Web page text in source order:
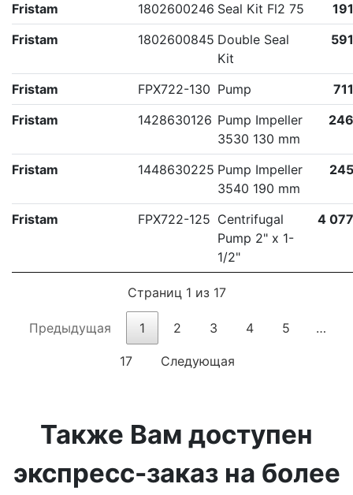
Fristam 1802600246 Seal Kit Fl2 75
Fristam
1802600845 Double Seal
Kit
Fristam FPX722-130 Pump
Fristam
1428630126 Pump Impeller
3530 130 mm
Fristam 1448630225 Pump Impeller
3540 190 mm
Fristam FPX722-125 Centrifugal
Pump 2" x 1-
1/2"
4
Страниц 1 из 17
Предыдущая 1 2 3 4 5 …
17 Следующая
Также Вам доступен
экспресс-заказ на более